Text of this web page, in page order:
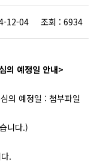
12-04 조회 : 6934
의 예정일 안내>
의 예정일 : 첨부파일
니다.)
.